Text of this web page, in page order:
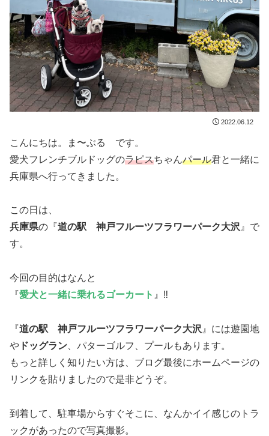
2022.06.12
こんにちは。ま〜ぶる です。
愛犬フレンチブルドッグのラピスちゃんパール君と一緒に
兵庫県へ行ってきました。
この日は、
兵庫県の『道の駅 神戸フルーツフラワーパーク大沢』で
す。
今回の目的はなんと
『愛犬と一緒に乗れるゴーカート 』‼︎
『道の駅 神戸フルーツフラワーパーク大沢 』には遊園地
や ドッグラン 、パターゴルフ、プールもあります。
もっと詳しく知りたい方は、ブログ最後にホームページの
リンクを貼りましたので是非どうぞ。
到着して、駐車場からすぐそこに、なんかイイ感じのトラ
ックがあったので写真撮影。